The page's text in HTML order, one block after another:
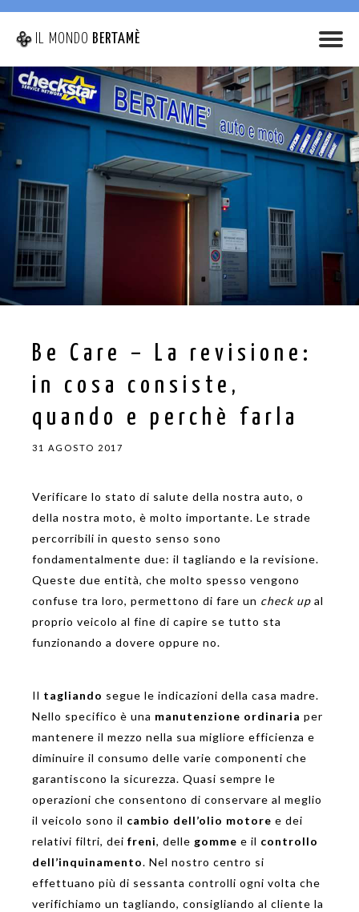
IL MONDO BERTAMÈ
Be Care – La revisione:
in cosa consiste,
quando e perchè farla
31 AGOSTO 2017
Verificare lo stato di salute della nostra auto, o
della nostra moto, è molto importante. Le strade
percorribili in questo senso sono
fondamentalmente due: il tagliando e la revisione.
Queste due entità, che molto spesso vengono
confuse tra loro, permettono di fare un check up al
proprio veicolo al fine di capire se tutto sta
funzionando a dovere oppure no.
Il tagliando segue le indicazioni della casa madre.
Nello specifico è una manutenzione ordinaria per
mantenere il mezzo nella sua migliore efficienza e
diminuire il consumo delle varie componenti che
garantiscono la sicurezza. Quasi sempre le
operazioni che consentono di conservare al meglio
il veicolo sono il cambio dell’olio motore e dei
relativi filtri, dei freni, delle gomme e il controllo
dell’inquinamento. Nel nostro centro si
effettuano più di sessanta controlli ogni volta che
verifichiamo un tagliando, consigliando al cliente la